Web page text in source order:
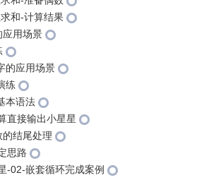
和-计算结果
用场景
的应用场景
练
本语法
直接输出小星星
结尾处理
思路
-02-嵌套循环完成案例